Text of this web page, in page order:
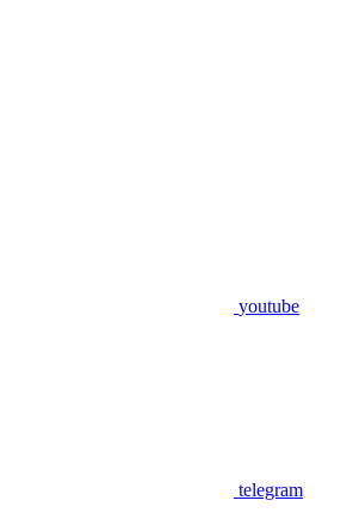
youtube
telegram